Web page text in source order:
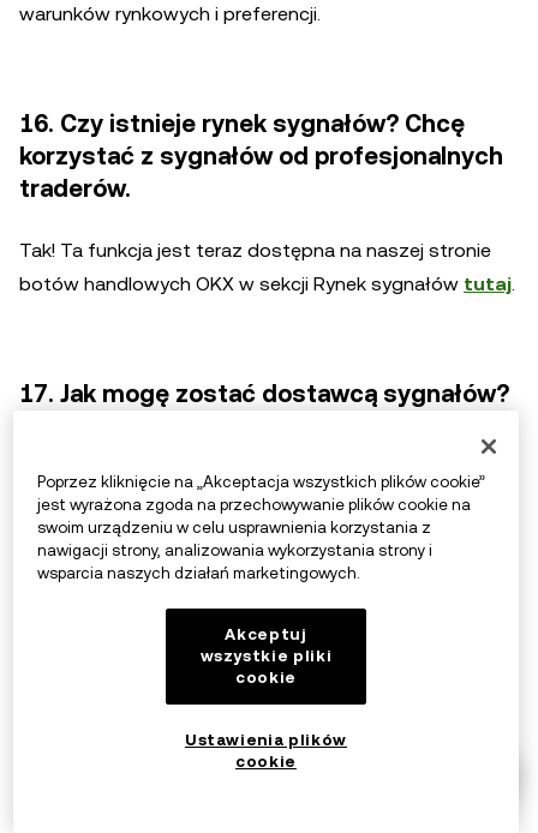
warunków rynkowych i preferencji.
16. Czy istnieje rynek sygnałów? Chcę
korzystać z sygnałów od profesjonalnych
traderów.
Tak! Ta funkcja jest teraz dostępna na naszej stronie
botów handlowych OKX w sekcji Rynek sygnałów tutaj.
17. Jak mogę zostać dostawcą sygnałów?
zostaniem dostawcą sygnałów musi wypełnić
dedykowanyformularz zgłoszeniowy. Aplikacja
zostanie poddana szczegółowej ocenie przez OKX,
która obejmie ocenę takich czynników, jak reputacja,
historyczne wyniki i zaangażowanie w społeczność. W
ramach procesu aplikacyjnego kandydat zostanie
poproszony o podanie szczegółowych informacji.
Szczegóły te obejmują:
Poprzez kliknięcie na „Akceptacja wszystkich plików cookie”
jest wyrażona zgoda na przechowywanie plików cookie na
swoim urządzeniu w celu usprawnienia korzystania z
nawigacji strony, analizowania wykorzystania strony i
wsparcia naszych działań marketingowych.
Akceptuj
wszystkie pliki
cookie
Ustawienia plików
cookie